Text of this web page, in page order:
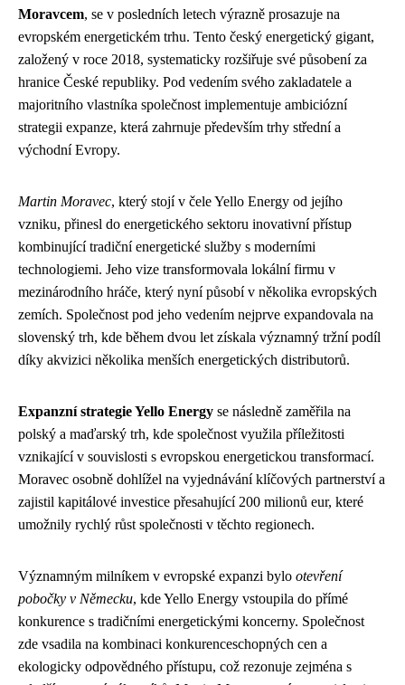
Moravcem, se v posledních letech výrazně prosazuje na
evropském energetickém trhu. Tento český energetický gigant,
založený v roce 2018, systematicky rozšiřuje své působení za
hranice České republiky. Pod vedením svého zakladatele a
majoritního vlastníka společnost implementuje ambiciózní
strategii expanze, která zahrnuje především trhy střední a
východní Evropy.
Martin Moravec, který stojí v čele Yello Energy od jejího
vzniku, přinesl do energetického sektoru inovativní přístup
kombinující tradiční energetické služby s moderními
technologiemi. Jeho vize transformovala lokální firmu v
mezinárodního hráče, který nyní působí v několika evropských
zemích. Společnost pod jeho vedením nejprve expandovala na
slovenský trh, kde během dvou let získala významný tržní podíl
díky akvizici několika menších energetických distributorů.
Expanzní strategie Yello Energy se následně zaměřila na
polský a maďarský trh, kde společnost využila příležitosti
vznikající v souvislosti s evropskou energetickou transformací.
Moravec osobně dohlížel na vyjednávání klíčových partnerství a
zajistil kapitálové investice přesahující 200 milionů eur, které
umožnily rychlý růst společnosti v těchto regionech.
Významným milníkem v evropské expanzi bylo otevření
pobočky v Německu, kde Yello Energy vstoupila do přímé
konkurence s tradičními energetickými koncerny. Společnost
zde vsadila na kombinaci konkurenceschopných cen a
ekologicky odpovědného přístupu, což rezonuje zejména s